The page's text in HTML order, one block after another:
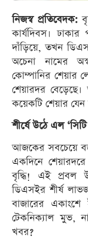
নিজস্ব প্রতিবেদক:
কার্যদিবস।
দাঁড়িয়ে, তখন
অচেনা নামের
কোম্পানির শেয়ার
শেয়ারদর
কয়েকটি শেয়ার যেন
শীর্ষে উঠে এল
আজকের সবচেয়ে বড়
একদিনে
বৃদ্ধি! এই প্রবল
ডিএসইর শীর্ষ
বাজারের
টেকনিক্যাল মুভ,
খবর?